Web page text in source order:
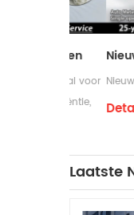
Nieuw
Details
Laatste